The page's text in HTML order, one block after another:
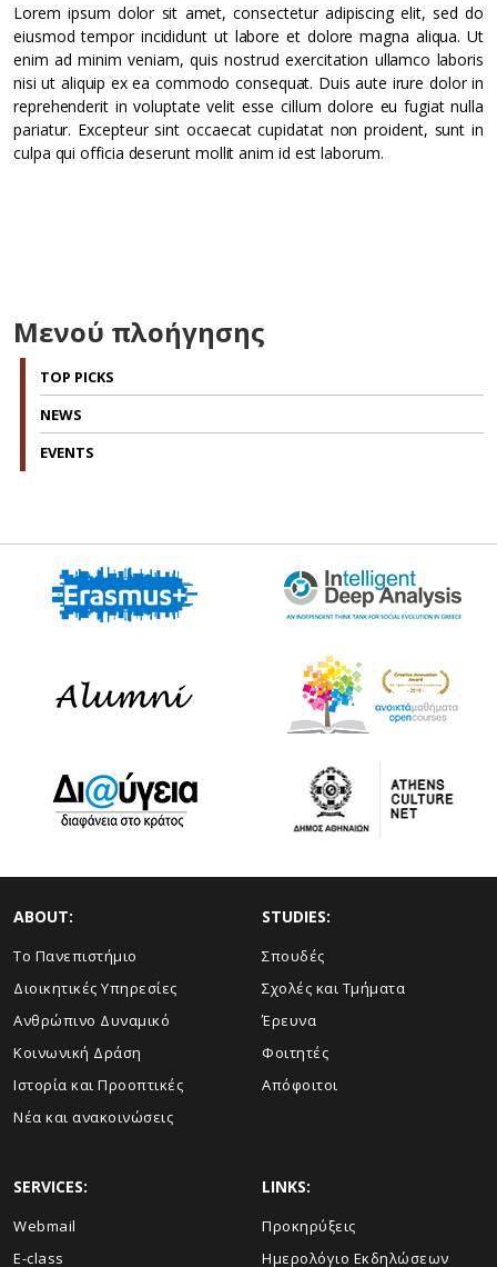
Lorem ipsum dolor sit amet, consectetur adipiscing elit, sed do
eiusmod tempor incididunt ut labore et dolore magna aliqua. Ut
enim ad minim veniam, quis nostrud exercitation ullamco laboris
nisi ut aliquip ex ea commodo consequat. Duis aute irure dolor in
reprehenderit in voluptate velit esse cillum dolore eu fugiat nulla
pariatur. Excepteur sint occaecat cupidatat non proident, sunt in
culpa qui officia deserunt mollit anim id est laborum.
Μενού πλοήγησης
TOP PICKS
NEWS
EVENTS
ABOUT:
Το Πανεπιστήμιο
Διοικητικές Υπηρεσίες
Ανθρώπινο Δυναμικό
Κοινωνική Δράση
Ιστορία και Προοπτικές
Νέα και ανακοινώσεις
STUDIES:
Σπουδές
Σχολές και Τμήματα
Έρευνα
Φοιτητές
Απόφοιτοι
SERVICES:
Webmail
E-class
LINKS:
Προκηρύξεις
Ημερολόγιο Εκδηλώσεων